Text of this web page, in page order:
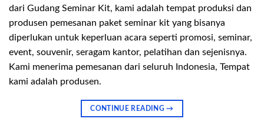
dari Gudang Seminar Kit, kami adalah tempat produksi dan
produsen pemesanan paket seminar kit yang bisanya
diperlukan untuk keperluan acara seperti promosi, seminar,
event, souvenir, seragam kantor, pelatihan dan sejenisnya.
Kami menerima pemesanan dari seluruh Indonesia, Tempat
kami adalah produsen.
CONTINUE READING→